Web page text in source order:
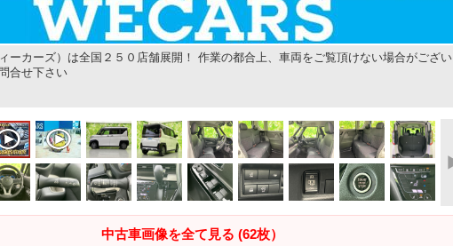
ーカーズ）は全国２５０店舗展開！ 作業の都合上、車両をご覧頂けない場合がござい
合せ下さい
中古車画像を全て見る (62枚）